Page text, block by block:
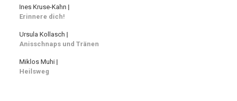
Ines Kruse-Kahn |
Erinnere dich!
Ursula Kollasch |
Anisschnaps und Tränen
Miklos Muhi |
Heilsweg